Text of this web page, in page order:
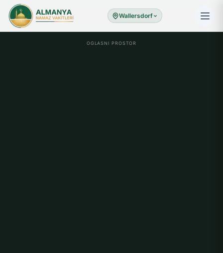
Wallersdorf
OGLASNI PROSTOR